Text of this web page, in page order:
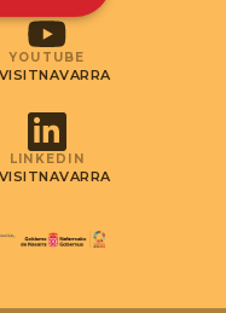
YOUTUBE
LINKEDIN